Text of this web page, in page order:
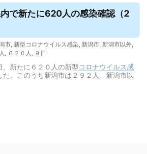
内で新たに620人の感染確認（2
市, 新型コロナウイルス感染, 新潟市, 新潟市以外,
, ６２０人 , ９日
、新たに６２０人の新型コロナウイルス感
た。このうち新潟市は２９２人、新潟市以